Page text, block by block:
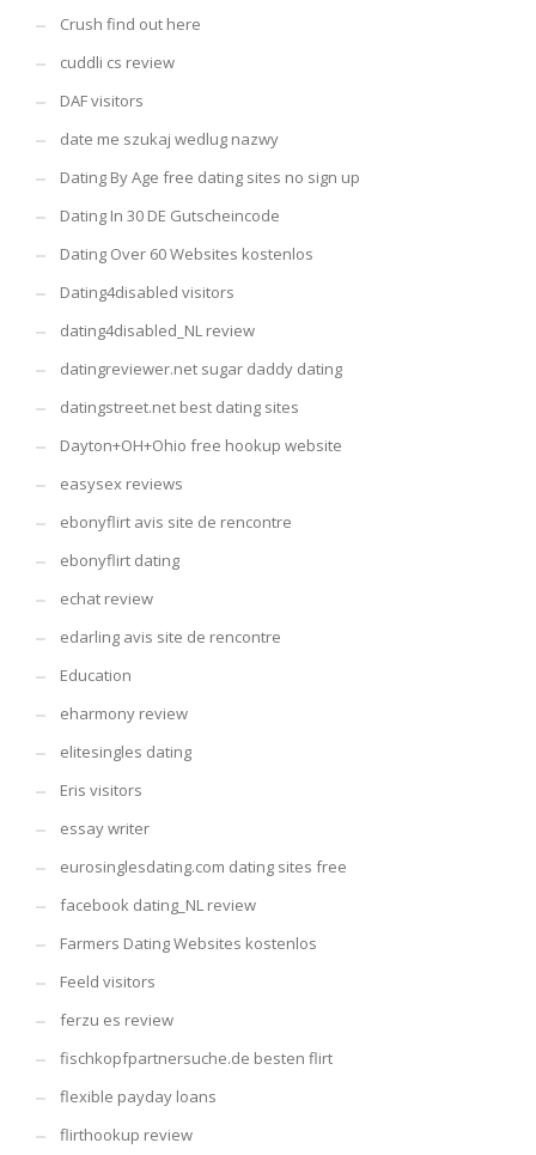
Crush find out here
cuddli cs review
DAF visitors
date me szukaj wedlug nazwy
Dating By Age free dating sites no sign up
Dating In 30 DE Gutscheincode
Dating Over 60 Websites kostenlos
Dating4disabled visitors
dating4disabled_NL review
datingreviewer.net sugar daddy dating
datingstreet.net best dating sites
Dayton+OH+Ohio free hookup website
easysex reviews
ebonyflirt avis site de rencontre
ebonyflirt dating
echat review
edarling avis site de rencontre
Education
eharmony review
elitesingles dating
Eris visitors
essay writer
eurosinglesdating.com dating sites free
facebook dating_NL review
Farmers Dating Websites kostenlos
Feeld visitors
ferzu es review
fischkopfpartnersuche.de besten flirt
flexible payday loans
flirthookup review